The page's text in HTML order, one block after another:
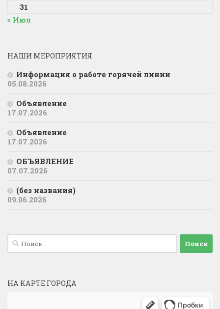
31
« Июл
НАШИ МЕРОПРИЯТИЯ
Информация о работе горячей линии
05.08.2026
Объявление
17.07.2026
Объявление
17.07.2026
ОБЪЯВЛЕНИЕ
07.07.2026
(без названия)
09.06.2026
Найти:
НА КАРТЕ ГОРОДА